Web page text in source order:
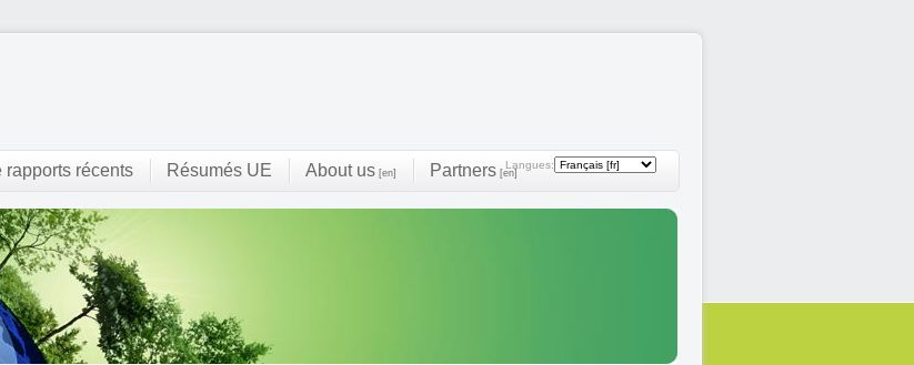
Langues:
rapports récents Résumés UE About us [en] Partners [en]